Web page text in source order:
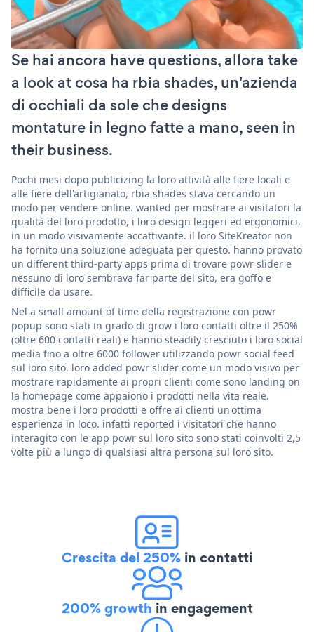
Se hai ancora have questions, allora take
a look at cosa ha rbia shades, un'azienda
di occhiali da sole che designs
montature in legno fatte a mano, seen in
their business.
Pochi mesi dopo publicizing la loro attività alle fiere locali e
alle fiere dell'artigianato, rbia shades stava cercando un
modo per vendere online. wanted per mostrare ai visitatori la
qualità del loro prodotto, i loro design leggeri ed ergonomici,
in un modo visivamente accattivante. il loro SiteKreator non
ha fornito una soluzione adeguata per questo. hanno provato
un different third-party apps prima di trovare powr slider e
nessuno di loro sembrava far parte del sito, era goffo e
difficile da usare.
Nel a small amount of time della registrazione con powr
popup sono stati in grado di grow i loro contatti oltre il 250%
(oltre 600 contatti reali) e hanno steadily cresciuto i loro social
media fino a oltre 6000 follower utilizzando powr social feed
sul loro sito. loro added powr slider come un modo visivo per
mostrare rapidamente ai propri clienti come sono landing on
la homepage come appaiono i prodotti nella vita reale.
mostra bene i loro prodotti e offre ai clienti un'ottima
esperienza in loco. infatti reported i visitatori che hanno
interagito con le app powr sul loro sito sono stati coinvolti 2,5
volte più a lungo di qualsiasi altra persona sul loro sito.
Crescita del 250% in contatti
200% growth in engagement